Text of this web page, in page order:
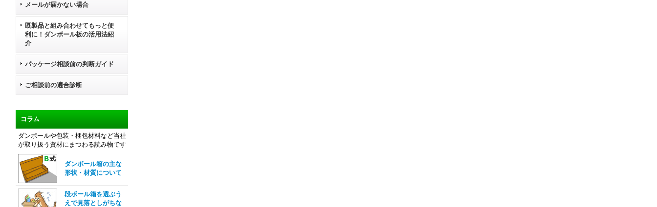
メールが届かない場合
既製品と組み合わせてもっと便
利に！ダンボール板の活用法紹
介
パッケージ相談前の判断ガイド
ご相談前の適合診断
コラム
ダンボールや包装・梱包材料など当社
が取り扱う資材にまつわる読み物です
ダンボール箱の主な
形状・材質について
段ボール箱を選ぶう
えで見落としがちな